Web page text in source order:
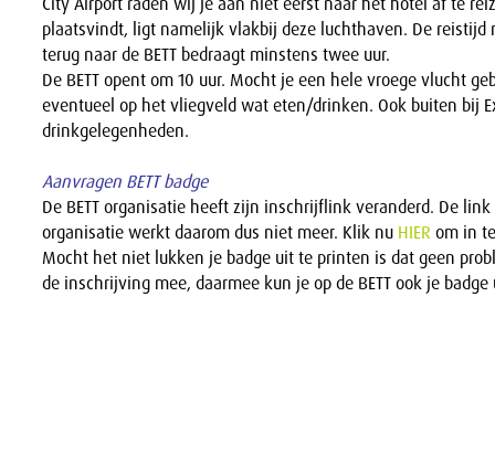
plaatsvindt, ligt namelijk vlakbij deze luchthaven. De reistijd
terug naar de BETT bedraagt minstens twee uur.
De BETT opent om 10 uur. Mocht je een hele vroege vlucht
eventueel op het vliegveld wat eten/drinken. Ook buiten bij
drinkgelegenheden.
Aanvragen BETT badge
De BETT organisatie heeft zijn inschrijflink veranderd. De
organisatie werkt daarom dus niet meer. Klik nu HIER om in
Mocht het niet lukken je badge uit te printen is dat geen
de inschrijving mee, daarmee kun je op de BETT ook je